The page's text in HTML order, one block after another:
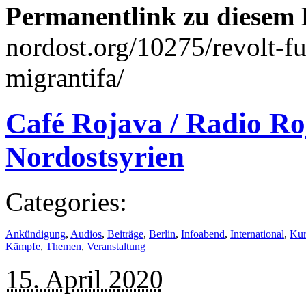
Permanentlink zu
nordost.org/10275/revolt-
migrantifa/
Café Rojava / Radio
Nordostsyrien
Categories:
Ankündigung, Audios, Beiträge, Berlin, Infoabend, International,
Kämpfe, Themen, Veranstaltung
15. April 2020